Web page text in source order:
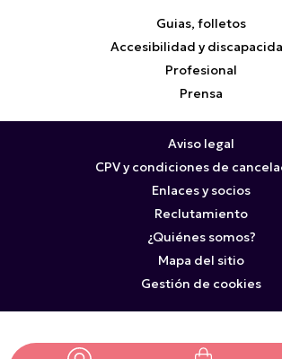
Guias, folletos
Accesibilidad y
Profesional
Prensa
Aviso legal
CPV y condiciones de
Enlaces y socios
Reclutamiento
¿Quiénes somos?
Mapa del sitio
Gestión de cookies